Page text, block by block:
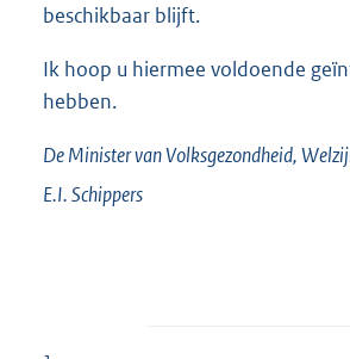
beschikbaar blijft.
Ik hoop u hiermee voldoende
hebben.
De Minister van Volksgezondheid,
E.I.Schippers